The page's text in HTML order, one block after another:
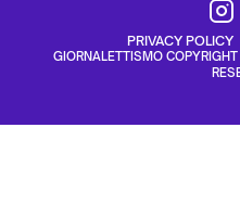
PRIVACY POLICY
GIORNALETTISMO